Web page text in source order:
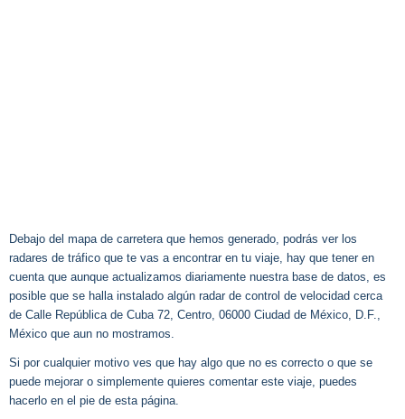
Debajo del mapa de carretera que hemos generado, podrás ver los
radares de tráfico que te vas a encontrar en tu viaje, hay que tener en
cuenta que aunque actualizamos diariamente nuestra base de datos, es
posible que se halla instalado algún radar de control de velocidad cerca
de Calle República de Cuba 72, Centro, 06000 Ciudad de México, D.F.,
México que aun no mostramos.
Si por cualquier motivo ves que hay algo que no es correcto o que se
puede mejorar o simplemente quieres comentar este viaje, puedes
hacerlo en el pie de esta página.